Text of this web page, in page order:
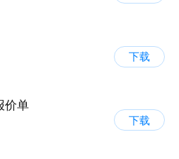
下载
价单
下载